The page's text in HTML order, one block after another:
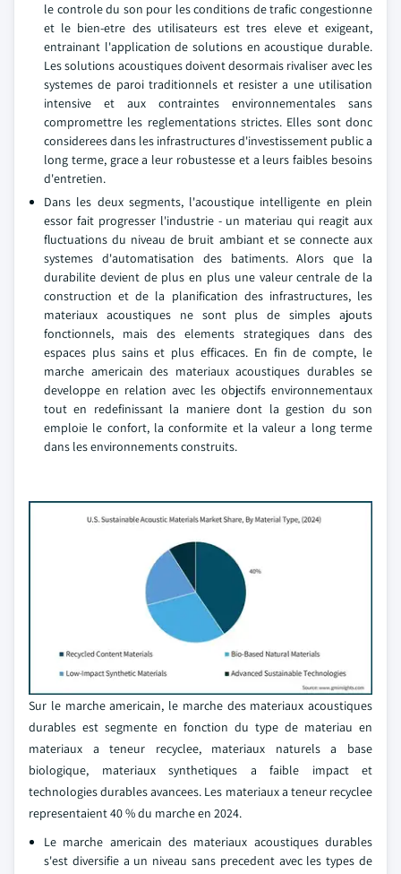
le controle du son pour les conditions de trafic congestionne
et le bien-etre des utilisateurs est tres eleve et exigeant,
entrainant l'application de solutions en acoustique durable.
Les solutions acoustiques doivent desormais rivaliser avec les
systemes de paroi traditionnels et resister a une utilisation
intensive et aux contraintes environnementales sans
compromettre les reglementations strictes. Elles sont donc
considerees dans les infrastructures d'investissement public a
long terme, grace a leur robustesse et a leurs faibles besoins
d'entretien.
Dans les deux segments, l'acoustique intelligente en plein
essor fait progresser l'industrie - un materiau qui reagit aux
fluctuations du niveau de bruit ambiant et se connecte aux
systemes d'automatisation des batiments. Alors que la
durabilite devient de plus en plus une valeur centrale de la
construction et de la planification des infrastructures, les
materiaux acoustiques ne sont plus de simples ajouts
fonctionnels, mais des elements strategiques dans des
espaces plus sains et plus efficaces. En fin de compte, le
marche americain des materiaux acoustiques durables se
developpe en relation avec les objectifs environnementaux
tout en redefinissant la maniere dont la gestion du son
emploie le confort, la conformite et la valeur a long terme
dans les environnements construits.
Sur le marche americain, le marche des materiaux acoustiques
durables est segmente en fonction du type de materiau en
materiaux a teneur recyclee, materiaux naturels a base
biologique, materiaux synthetiques a faible impact et
technologies durables avancees. Les materiaux a teneur recyclee
representaient 40 % du marche en 2024.
Le marche americain des materiaux acoustiques durables
s'est diversifie a un niveau sans precedent avec les types de